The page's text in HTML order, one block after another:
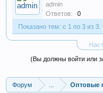
admin
Ответов:
0
Показано тем: с 1 по 3 из 3.
(Вы должны войти или
Форум Оптовые